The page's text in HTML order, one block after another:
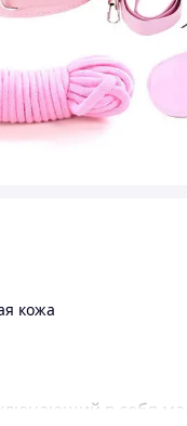
кожа
в себя